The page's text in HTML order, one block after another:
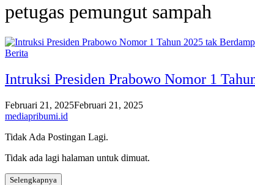
petugas pemungut sampah
Berita
Intruksi Presiden Prabowo Nomor 1
Februari 21, 2025Februari 21, 2025
mediapribumi.id
Tidak Ada Postingan Lagi.
Tidak ada lagi halaman untuk dimuat.
Selengkapnya